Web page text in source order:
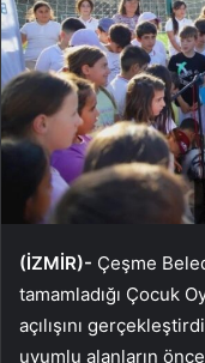
(İZMİR)- Çeşme
tamamladığı Çocuk
açılışını
uyumlu alanların